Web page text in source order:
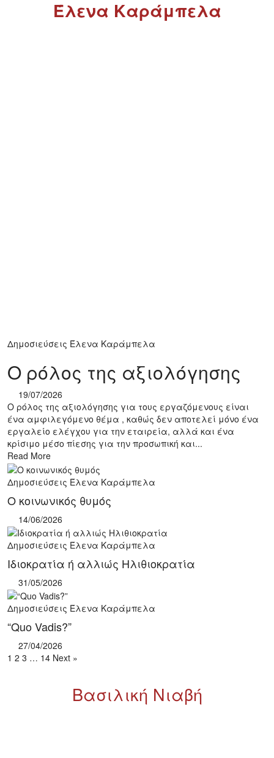
Έλενα Καράμπελα
Δημοσιεύσεις Έλενα Καράμπελα
Ο ρόλος της αξιολόγησης
19/07/2026
Ο ρόλος της αξιολόγησης για τους εργαζόμενους είναι
ένα αμφιλεγόμενο θέμα , καθώς δεν αποτελεί μόνο ένα
εργαλείο ελέγχου για την εταιρεία, αλλά και ένα
κρίσιμο μέσο πίεσης για την προσωπική και...
Read More
Δημοσιεύσεις Έλενα Καράμπελα
Ο κοινωνικός θυμός
14/06/2026
Δημοσιεύσεις Έλενα Καράμπελα
Ιδιοκρατία ή αλλιώς Ηλιθιοκρατία
31/05/2026
Δημοσιεύσεις Έλενα Καράμπελα
“Quo Vadis?”
27/04/2026
1 2 3 … 14 Next »
Βασιλική Νιαβή